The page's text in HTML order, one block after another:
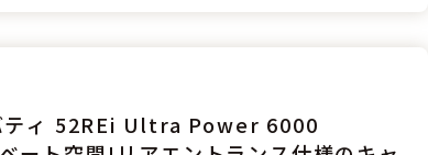
アネックス リバティ 52REi Ultra Power 6000